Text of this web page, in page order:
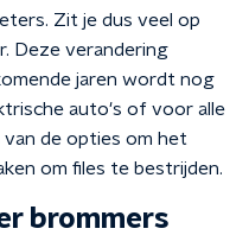
Zit je dus veel op
Deze verandering
jaren wordt nog
auto's of voor alle
de opties om het
om files te bestrijden.
brommers